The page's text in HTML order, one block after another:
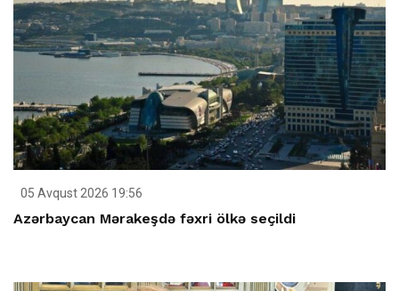
05 Avqust 2026 19:56
Azərbaycan Mərakeşdə fəxri ölkə seçildi